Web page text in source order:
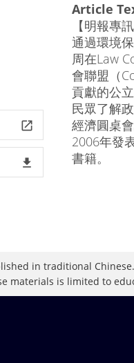
launch
file_download
Article
【明報專
通過環境
周在Law
會聯盟（
貢獻的公
民眾了解
經濟圓桌
2006年發
書籍。
in traditional
materials is limited to